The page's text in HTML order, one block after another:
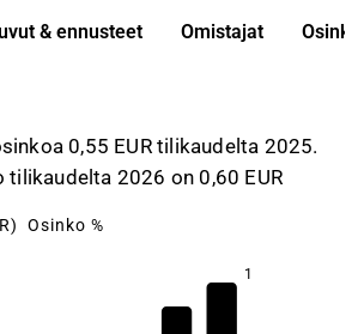
& ennusteet Omistajat Osinko
0,55 EUR tilikaudelta 2025.
2026 on 0,60 EUR
Osinko %
1